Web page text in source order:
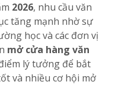
2026, nhu cầu văn
tăng mạnh nhờ sự
học và các đơn vị
mở cửa hàng văn
lý tưởng để bắt
và nhiều cơ hội mở